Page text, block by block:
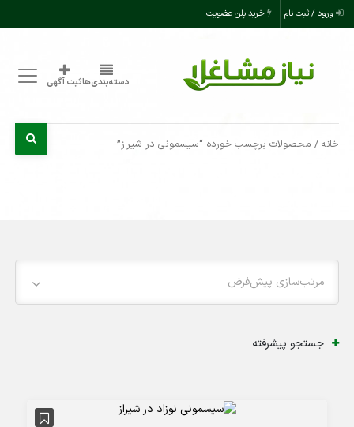
ورود / ثبت نام خرید پلن عضویت
دسته‌بندی‌هاثبت آگهی
خانه / محصولات برچسب خورده “سیسمونی در شیراز”
مرتب‌سازی پیش‌فرض
جستجو پیشرفته